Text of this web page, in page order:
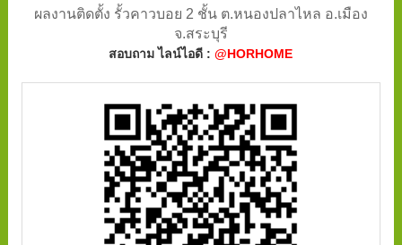
ผลงานติดตั้ง รั้วคาวบอย 2 ชั้น ต.หนองปลาไหล อ.เมือง
จ.สระบุรี
สอบถาม ไลน์ไอดี :@HORHOME